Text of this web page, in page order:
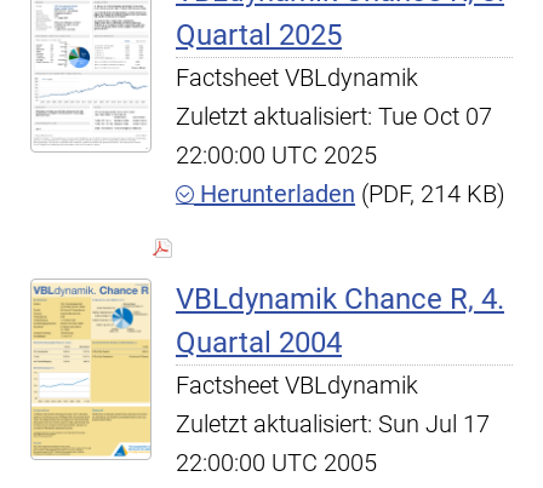
Quartal 2025
Factsheet VBLdynamik
Zuletzt aktualisiert: Tue Oct 07
22:00:00 UTC 2025
Herunterladen (PDF, 214 KB)
VBLdynamik Chance R, 4.
Quartal 2004
Factsheet VBLdynamik
Zuletzt aktualisiert: Sun Jul 17
22:00:00 UTC 2005